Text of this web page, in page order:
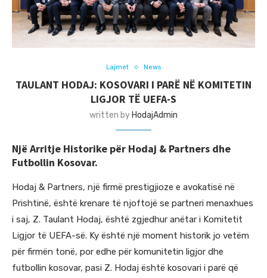
Lajmet News
TAULANT HODAJ: KOSOVARI I PARË NË KOMITETIN
LIGJOR TË UEFA-S
written by HodajAdmin
Një Arritje Historike për Hodaj & Partners dhe
Futbollin Kosovar.
Hodaj & Partners, një firmë prestigjioze e avokatisë në
Prishtinë, është krenare të njoftojë se partneri menaxhues
i saj, Z. Taulant Hodaj, është zgjedhur anëtar i Komitetit
Ligjor të UEFA-së. Ky është një moment historik jo vetëm
për firmën tonë, por edhe për komunitetin ligjor dhe
futbollin kosovar, pasi Z. Hodaj është kosovari i parë që